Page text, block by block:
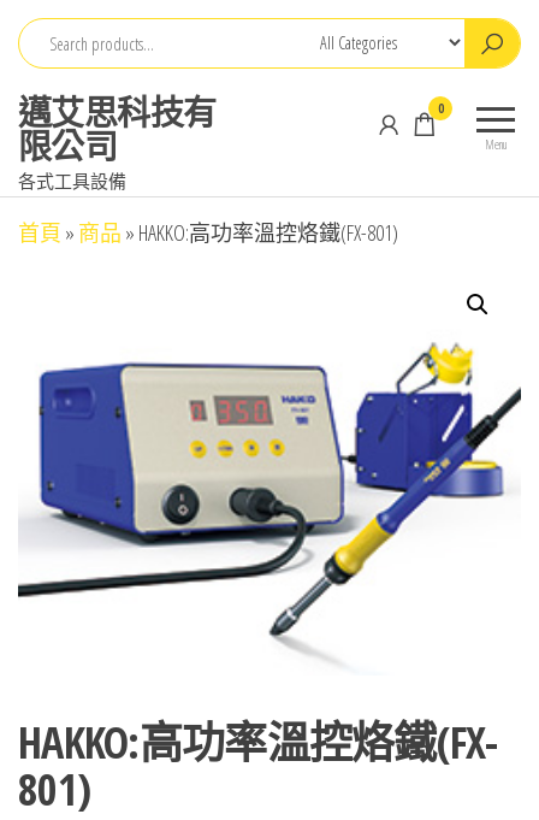
Skip
content
邁艾思科技有
限公司
各式工具設備
Menu
0
首頁 » 商品 » HAKKO:高功率溫控烙鐵(FX-801)
HAKKO:高功率溫控烙鐵(FX-
801)